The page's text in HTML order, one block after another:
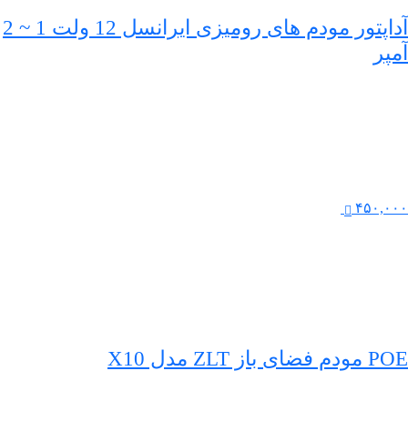
آداپتور مودم های رومیزی ایرانسل 12 ولت 1 ~ 2
آمپر
۴۵۰,۰۰۰
POE مودم فضای باز ZLT مدل X10